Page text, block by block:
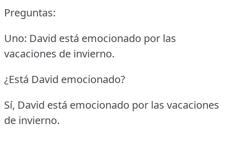
Preguntas:
Uno: David está emocionado por las
vacaciones de invierno.
¿Está David emocionado?
Sí, David está emocionado por las vacaciones
de invierno.